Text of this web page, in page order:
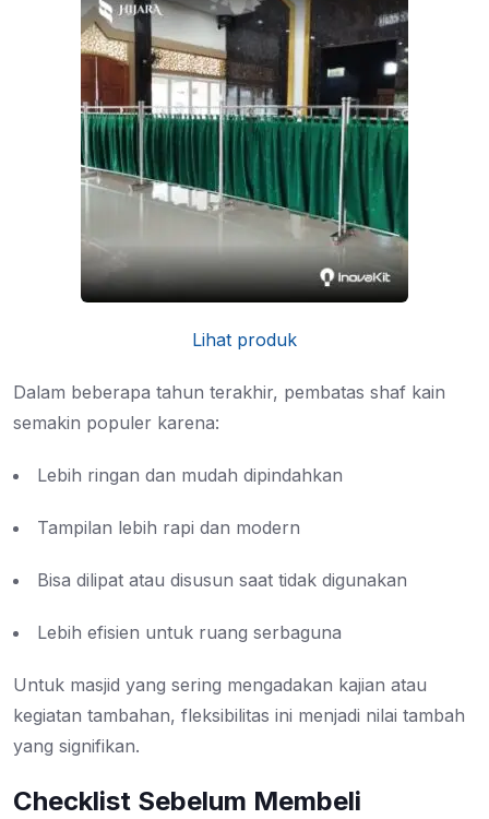
Lihat produk
Dalam beberapa tahun terakhir, pembatas shaf kain
semakin populer karena:
Lebih ringan dan mudah dipindahkan
Tampilan lebih rapi dan modern
Bisa dilipat atau disusun saat tidak digunakan
Lebih efisien untuk ruang serbaguna
Untuk masjid yang sering mengadakan kajian atau
kegiatan tambahan, fleksibilitas ini menjadi nilai tambah
yang signifikan.
Checklist Sebelum Membeli